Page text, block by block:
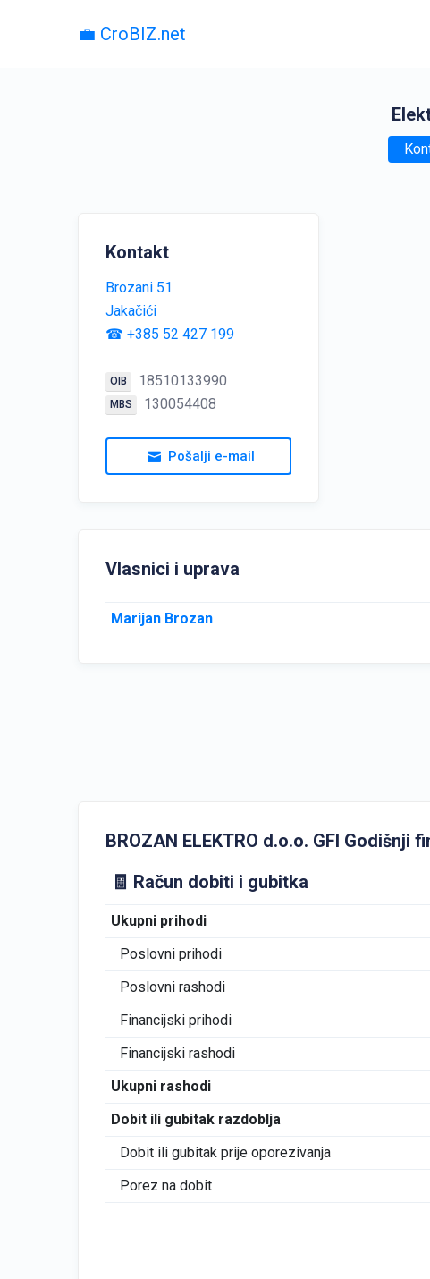
💼 CroBIZ.net
Kontakt
Brozani 51
Jakačići
☎ +385 52 427 199
OIB 18510133990
MBS 130054408
Pošalji e-mail
Vlasnici i uprava
Marijan Brozan
BROZAN ELEKTRO d.o.o. GFI Godišnji
🧾 Račun dobiti i gubitka
Ukupni prihodi
Poslovni prihodi
Poslovni rashodi
Financijski prihodi
Financijski rashodi
Ukupni rashodi
Dobit ili gubitak razdoblja
Dobit ili gubitak prije oporezivanja
Porez na dobit